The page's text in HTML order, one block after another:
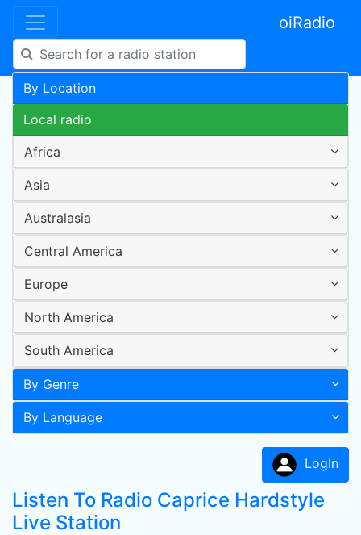
oiRadio
By Location
Local radio
Africa
Asia
Australasia
Central America
Europe
North America
South America
By Genre
By Language
LogIn
Listen To Radio Caprice Hardstyle
Live Station